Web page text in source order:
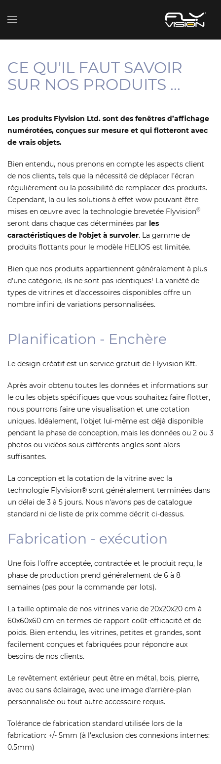
CE QU'IL FAUT SAVOIR
SUR NOS PRODUITS ...
Les produits Flyvision Ltd. sont des fenêtres d’affichage
numérotées, conçues sur mesure et qui flotteront avec
de vrais objets.
Bien entendu, nous prenons en compte les aspects client
de nos clients, tels que la nécessité de déplacer l’écran
régulièrement ou la possibilité de remplacer des produits.
Cependant, la ou les solutions à effet wow pouvant être
mises en œuvre avec la technologie brevetée Flyvision®
seront dans chaque cas déterminées par les
caractéristiques de l'objet à survoler. La gamme de
produits flottants pour le modèle HELIOS est limitée.
Bien que nos produits appartiennent généralement à plus
d'une catégorie, ils ne sont pas identiques! La variété de
types de vitrines et d'accessoires disponibles offre un
nombre infini de variations personnalisées.
Planification - Enchère
Le design créatif est un service gratuit de Flyvision Kft.
Après avoir obtenu toutes les données et informations sur
le ou les objets spécifiques que vous souhaitez faire flotter,
nous pourrons faire une visualisation et une cotation
uniques. Idéalement, l'objet lui-même est déjà disponible
pendant la phase de conception, mais les données ou 2 ou 3
photos ou vidéos sous différents angles sont alors
suffisantes.
La conception et la cotation de la vitrine avec la
technologie Flyvision® sont généralement terminées dans
un délai de 3 à 5 jours. Nous n'avons pas de catalogue
standard ni de liste de prix comme décrit ci-dessus.
Fabrication - exécution
Une fois l'offre acceptée, contractée et le produit reçu, la
phase de production prend généralement de 6 à 8
semaines (pas pour la commande par lots).
La taille optimale de nos vitrines varie de 20x20x20 cm à
60x60x60 cm en termes de rapport coût-efficacité et de
poids. Bien entendu, les vitrines, petites et grandes, sont
facilement conçues et fabriquées pour répondre aux
besoins de nos clients.
Le revêtement extérieur peut être en métal, bois, pierre,
avec ou sans éclairage, avec une image d'arrière-plan
personnalisée ou tout autre accessoire requis.
Tolérance de fabrication standard utilisée lors de la
fabrication: +/- 5mm (à l'exclusion des connexions internes:
0.5mm)